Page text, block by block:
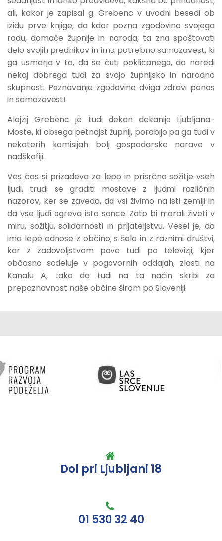
ali, kakor je zapisal g. Grebenc v uvodni besedi ob
izidu prve knjige, da kdor pozna zgodovino svojega
rodu, domače župnije in naroda, ta zna spoštovati
delo svojih prednikov in ima potrebno samozavest, ki
ga usmerja v to, da se čuti poklicanega, da naredi
nekaj dobrega tudi za svojo župnijsko in narodno
skupnost. Poznavanje zgodovine dviga zdravi ponos
in samozavest!
Alojzij Grebenc je tudi dekan dekanije Ljubljana-
Moste, ki obsega petnajst župnij, porabijo pa ga tudi v
nekaterih komisijah bolj gospodarske narave v
nadškofiji.
Ves čas si prizadeva za lepo in prisrčno sožitje vseh
ljudi, trudi se graditi mostove z ljudmi različnih
nazorov, ker se zaveda, da vsi živimo na isti zemlji in
da vse ljudi ogreva isto sonce. Zato bi morali živeti v
miru, sožitju, solidarnosti in prijateljstvu. Vesel je, da
ima lepe odnose z občino, s šolo in z raznimi društvi,
kar z zadovoljstvom pove tudi po televizji, kjer
občasno sodeluje v pogovornih oddajah, zlasti na
Kanalu A, tako da tudi na ta način skrbi za
prepoznavnost naše občine širom po Sloveniji.
Dol pri Ljubljani 18
01 530 32 40